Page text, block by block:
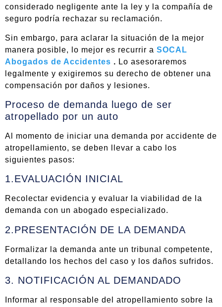
considerado negligente ante la ley y la compañía de
seguro podría rechazar su reclamación.
Sin embargo, para aclarar la situación de la mejor
manera posible, lo mejor es recurrir a SOCAL
Abogados de Accidentes . Lo asesoraremos
legalmente y exigiremos su derecho de obtener una
compensación por daños y lesiones.
Proceso de demanda luego de ser
atropellado por un auto
Al momento de iniciar una demanda por accidente de
atropellamiento, se deben llevar a cabo los
siguientes pasos:
1.EVALUACIÓN INICIAL
Recolectar evidencia y evaluar la viabilidad de la
demanda con un abogado especializado.
2.PRESENTACIÓN DE LA DEMANDA
Formalizar la demanda ante un tribunal competente,
detallando los hechos del caso y los daños sufridos.
3. NOTIFICACIÓN AL DEMANDADO
Informar al responsable del atropellamiento sobre la